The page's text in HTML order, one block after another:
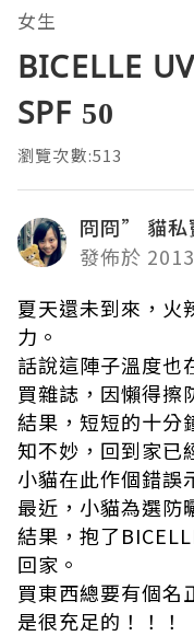
女生
BICELLE
SPF 50
瀏覽次數:513
冏冏” 貓私
發佈於
夏天還未到來，火
力。
話說這陣子溫度也
買雜誌，因懶得擦
結果，短短的十分
知不妙，回到家已
小貓在此作個錯誤
最近，小貓為選防
結果，抱了
回家。
買東西總要有個名
是很充足的！！！